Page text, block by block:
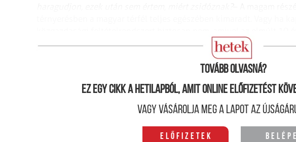
Tovább olvasná?
Ez egy cikk a hetilapból, amit online előfizetést
Vagy vásárolja meg a lapot az
Előfizetek